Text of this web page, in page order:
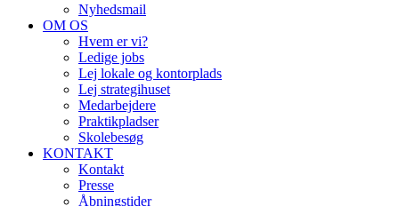
Nyhedsmail
OM OS
Hvem er vi?
Ledige jobs
Lej lokale og kontorplads
Lej strategihuset
Medarbejdere
Praktikpladser
Skolebesøg
KONTAKT
Kontakt
Presse
Åbningstider